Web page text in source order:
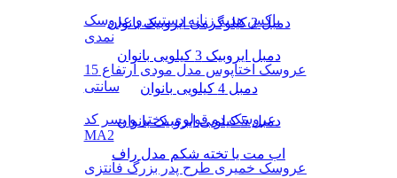
باکس هدیه زنانه دستبند و عروسک
نمدی
عروسک اختاپوس مدل مودی ارتفاع 15
سانتی
عروسک دو قولوی دختر و پسر کد
MA2
عروسک خمیری طرح پدر بزرگ فانتزی
دمبل 2 کیلوگرمی ایروبیک بانوان
دمبل ایروبیک 3 کیلویی بانوان
دمبل 4 کیلویی بانوان
دمبل 5 کیلویی ایروبیک بانوان
اب مت یا تخته شکم مدل راف